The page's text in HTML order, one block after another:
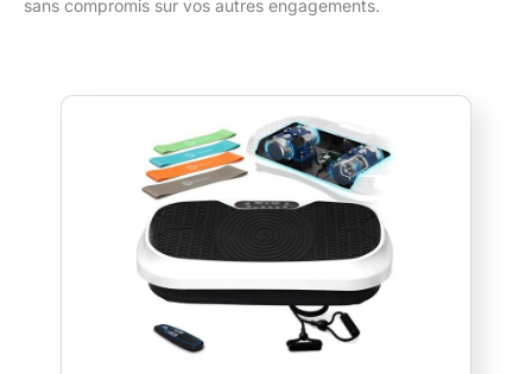
sans compromis sur vos autres engagements.